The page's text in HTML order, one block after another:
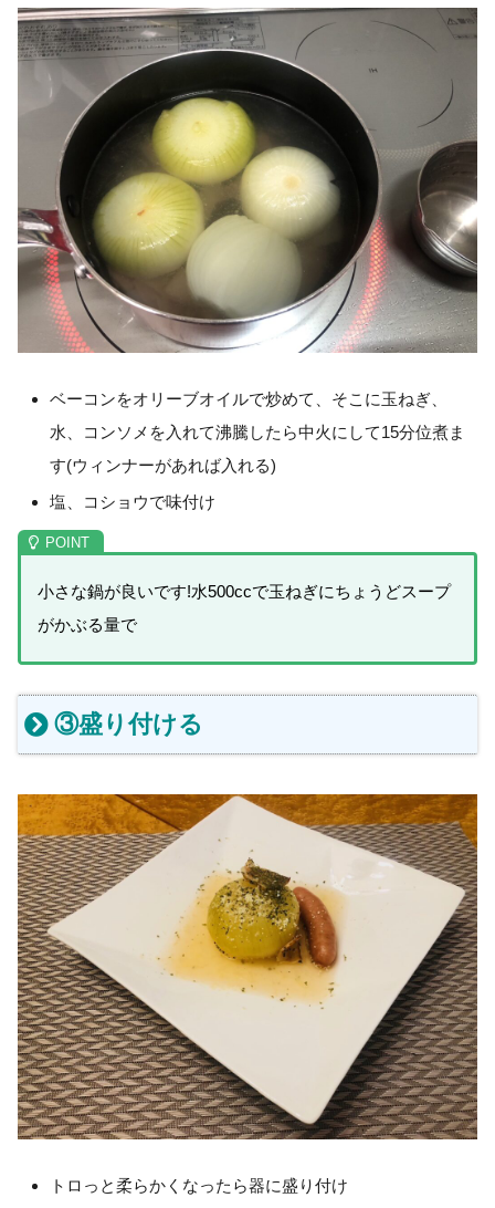
ベーコンをオリーブオイルで炒めて、そこに玉ねぎ、
水、コンソメを入れて沸騰したら中火にして15分位煮ま
す(ウィンナーがあれば入れる)
塩、コショウで味付け
小さな鍋が良いです!水500ccで玉ねぎにちょうどスープ
がかぶる量で
③盛り付ける
トロっと柔らかくなったら器に盛り付け